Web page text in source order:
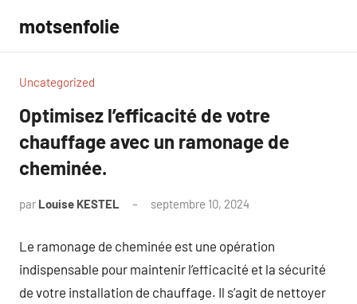
contenu
motsenfolie
Uncategorized
Optimisez l’efficacité de votre
chauffage avec un ramonage de
cheminée.
par Louise KESTEL septembre 10, 2024
Le ramonage de cheminée est une opération
indispensable pour maintenir l’efficacité et la sécurité
de votre installation de chauffage. Il s’agit de nettoyer